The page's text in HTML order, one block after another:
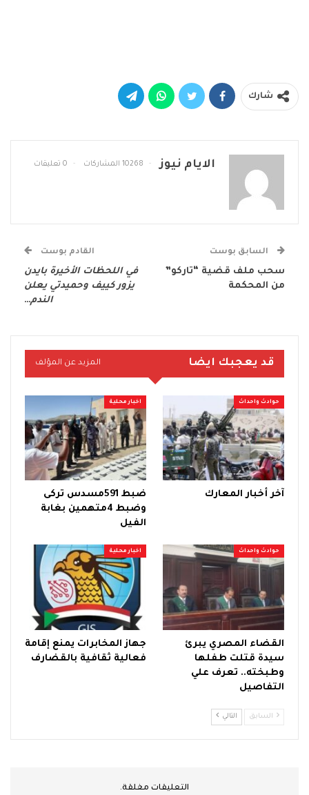
شارك
الايام نيوز 10268 المشاركات 0 تعليقات
السابق بوست
سحب ملف قضية “تاركو”
من المحكمة
القادم بوست
في اللحظات الأخيرة بايدن
يزور كييف وحميدتي يعلن
الندم…
قد يعجبك ايضا المزيد عن المؤلف
حوادث واحداث
آخر أخبار المعارك
اخبار محلية
ضبط 591مسدس تركى
وضبط 4متهمين بغابة
الفيل
حوادث واحداث
القضاء المصري يبرئ
سيدة قتلت طفلها
وطبخته.. تعرف علي
التفاصيل
اخبار محلية
جهاز المخابرات يمنع إقامة
فعالية ثقافية بالقضارف
السابق التالي
التعليقات مغلقة.